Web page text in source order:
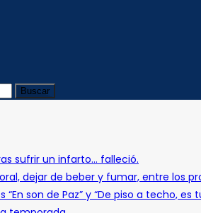
sufrir un infarto… falleció.
dejar de beber y fumar, entre los
son de Paz” y “De piso a techo, es